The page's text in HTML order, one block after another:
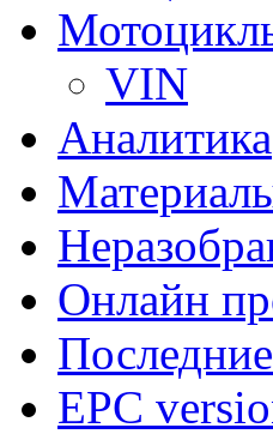
VIN
Аналитика
Онлайн
EPC